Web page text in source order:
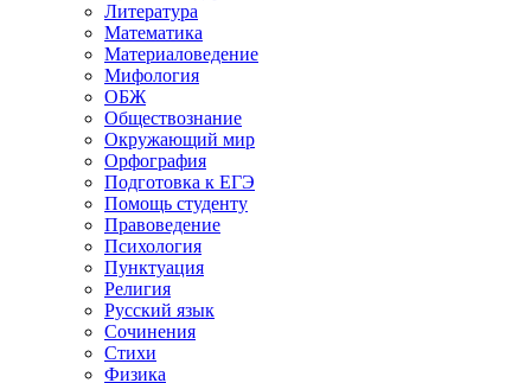
Литература
Математика
Материаловедение
Мифология
ОБЖ
Обществознание
Окружающий мир
Орфография
Подготовка к ЕГЭ
Помощь студенту
Правоведение
Психология
Пунктуация
Религия
Русский язык
Сочинения
Стихи
Физика